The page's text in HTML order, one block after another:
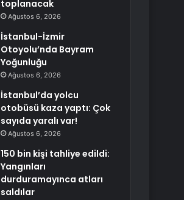
toplanacak
Ağustos 6, 2026
İstanbul-İzmir
Otoyolu’nda Bayram
Yoğunluğu
Ağustos 6, 2026
İstanbul’da yolcu
otobüsü kaza yaptı: Çok
sayıda yaralı var!
Ağustos 6, 2026
150 bin kişi tahliye edildi:
Yangınları
durduramayınca atları
saldılar